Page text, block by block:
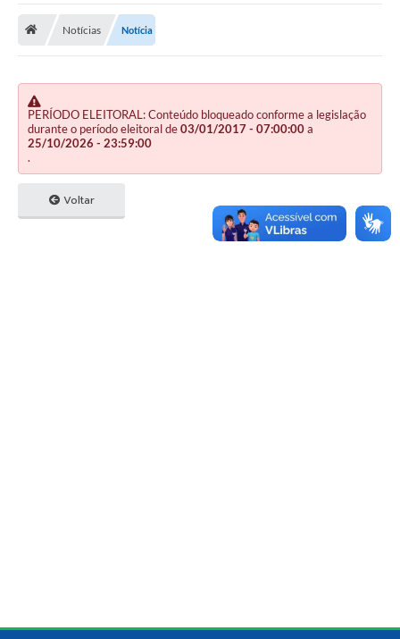
Notícias Notícia
PERÍODO ELEITORAL: Conteúdo bloqueado conforme a legislação
durante o período eleitoral de03/01/2017 - 07:00:00a
25/10/2026 - 23:59:00
.
Voltar